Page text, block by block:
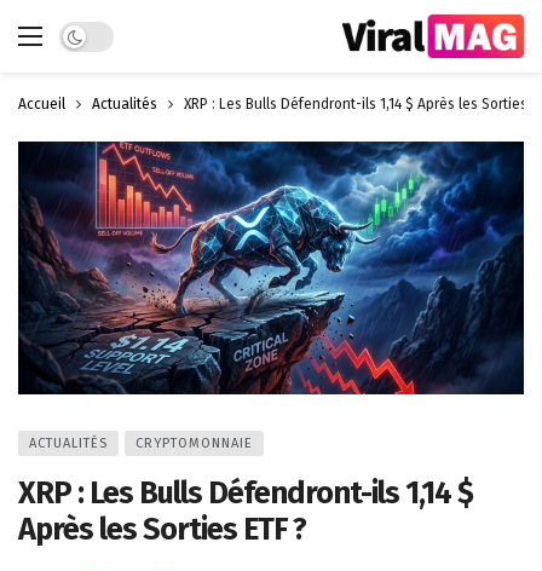
Dark mode
Accueil Actualités XRP : Les Bulls Défendront-ils 1,14 $ Après les Sorties
ACTUALITÉS CRYPTOMONNAIE
XRP : Les Bulls Défendront-ils 1,14 $
Après les Sorties ETF ?